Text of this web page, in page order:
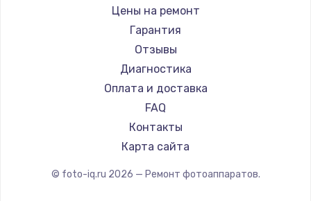
Blackmagic
Цены на ремонт
Гарантия
Отзывы
Диагностика
Оплата и доставка
FAQ
Контакты
Карта сайта
© foto-iq.ru 2026 — Ремонт фотоаппаратов.